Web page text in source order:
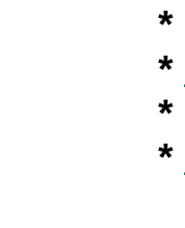
*
*
*
*